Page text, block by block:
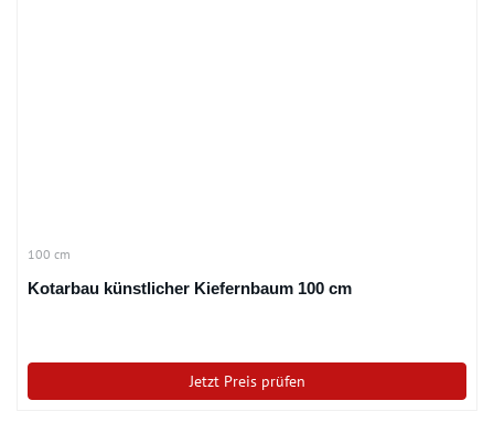
100 cm
Kotarbau künstlicher Kiefernbaum 100 cm
Jetzt Preis prüfen